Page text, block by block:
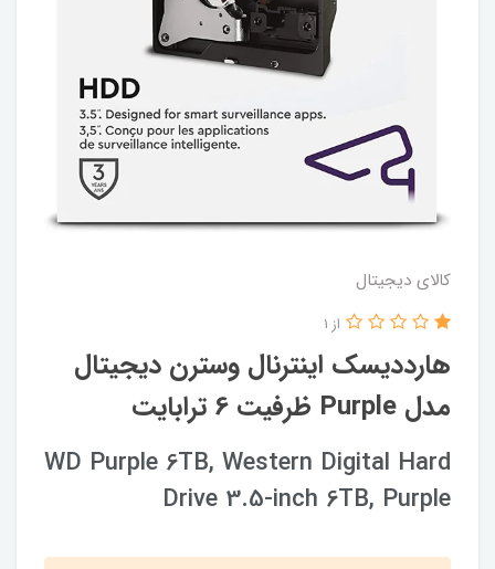
کالای دیجیتال
هارددیسک اینترنال وسترن دیجیتال
مدل Purple ظرفیت 6 ترابایت
از 1
WD Purple 6TB, Western Digital Hard
Drive 3.5-inch 6TB, Purple